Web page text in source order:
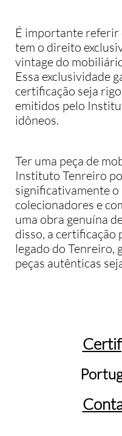
É importante
tem o direito
vintage do
Essa exclusividade
certificação seja
emitidos pelo
idôneos.
Ter uma peça de
Instituto Tenreiro
significativamente o
colecionadores e
uma obra genuína
disso, a certificação
legado do Tenreiro,
peças autênticas